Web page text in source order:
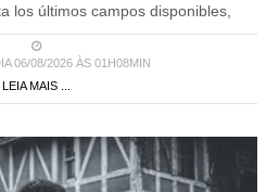
los últimos campos disponibles,
06/08/2026 ÀS 01H08MIN
LEIA MAIS ...